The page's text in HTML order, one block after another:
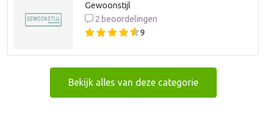
Gewoonstijl
2 beoordelingen
9
Bekijk alles van deze categorie